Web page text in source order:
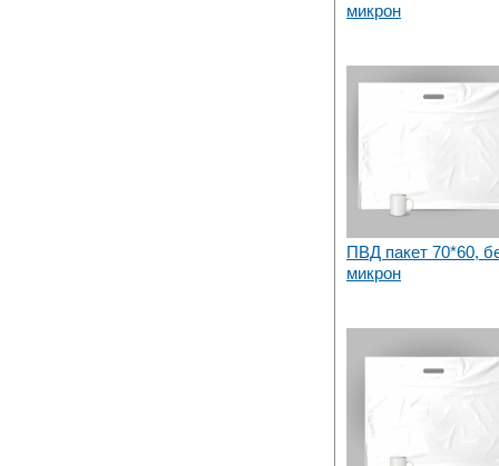
микрон
ПВД пакет 70*60,
микрон